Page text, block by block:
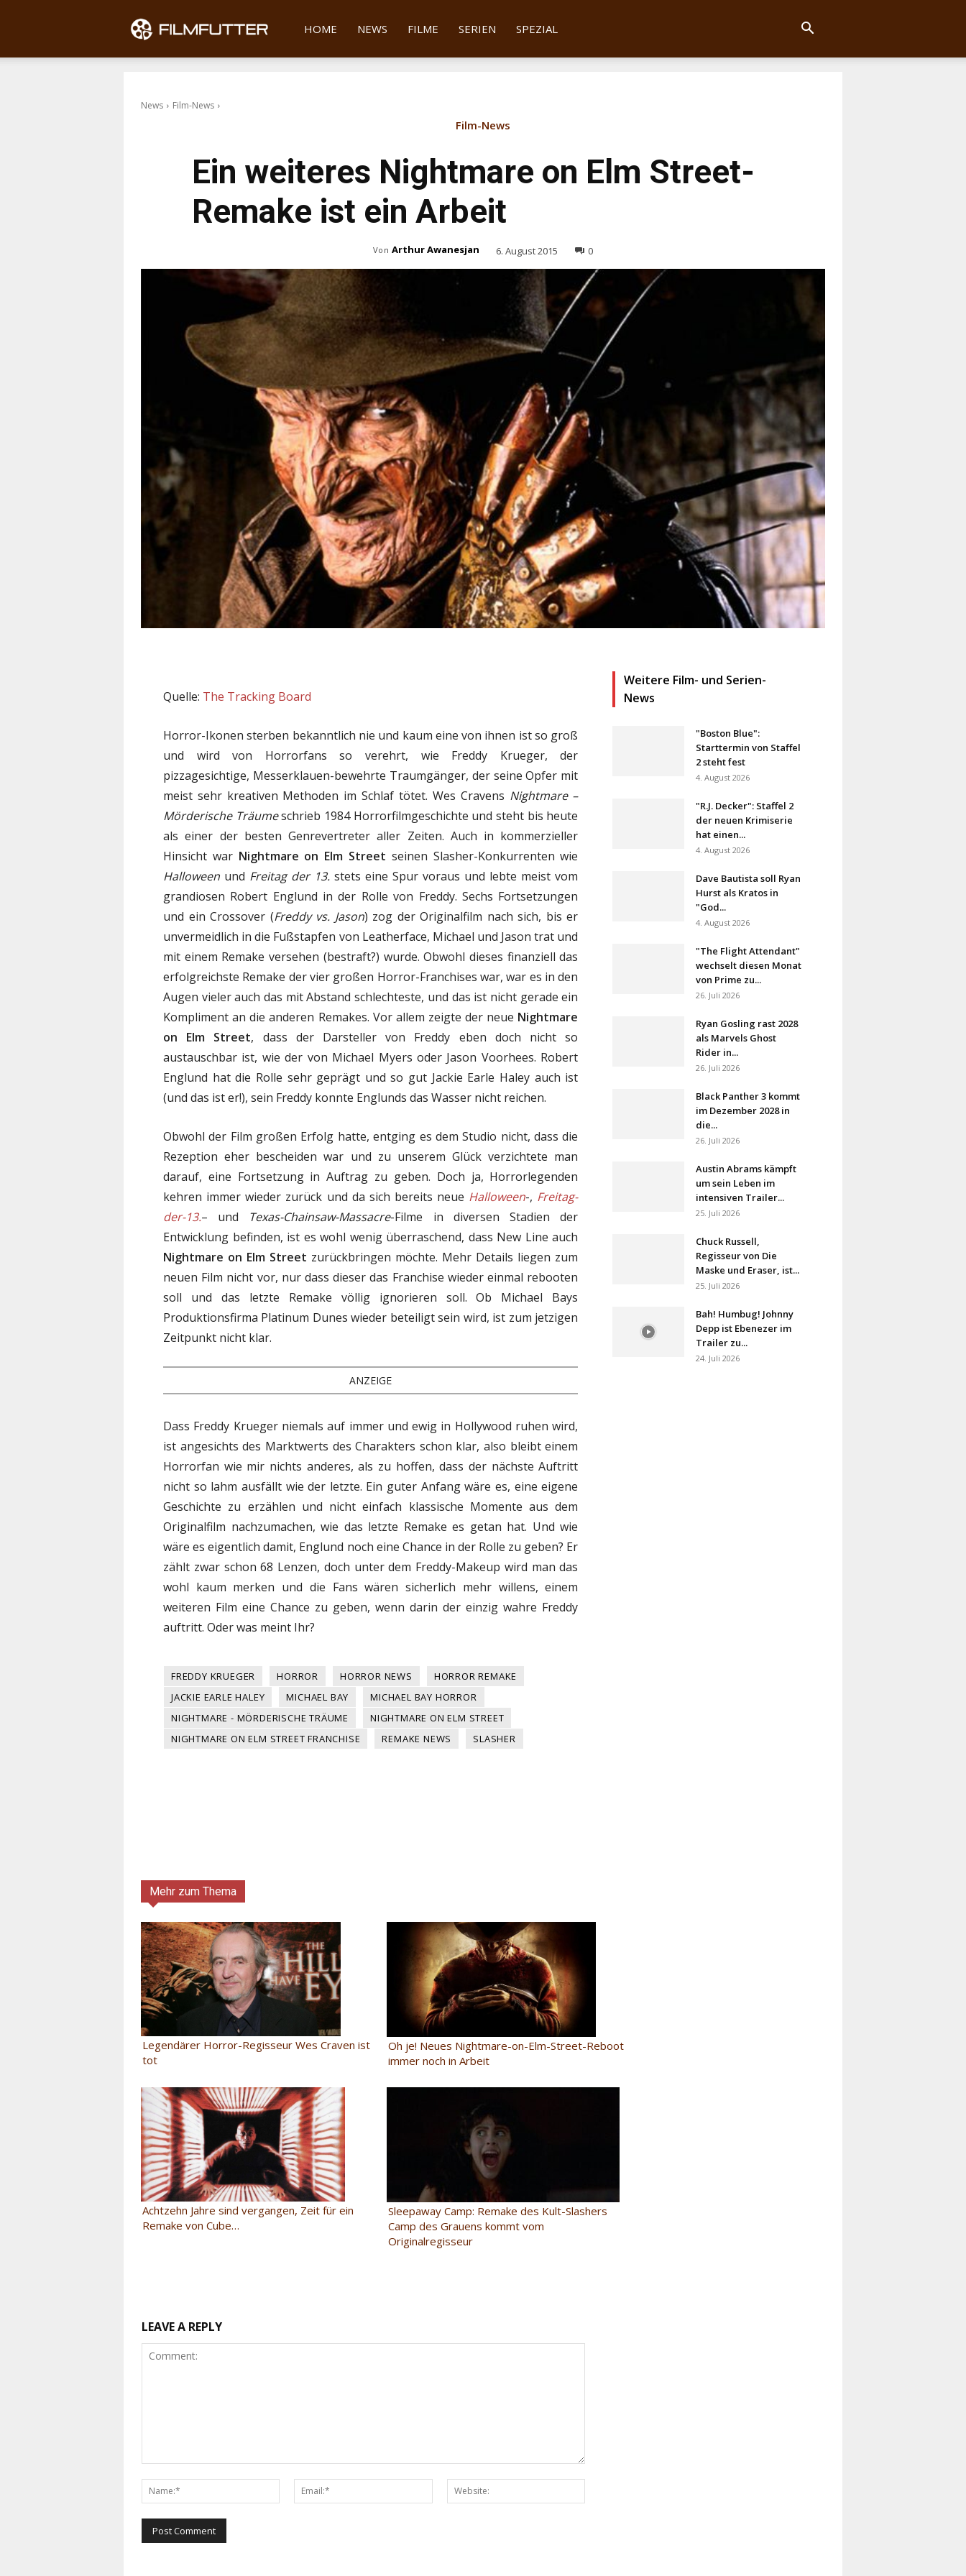
Filmfutter
HOME NEWS FILME SERIEN SPEZIAL
News Film-News
Film-News
Ein weiteres Nightmare on Elm Street-
Remake ist ein Arbeit
Von Arthur Awanesjan 6. August 2015 0
Quelle: The Tracking Board
Horror-Ikonen sterben bekanntlich nie und kaum eine von ihnen ist so groß
und wird von Horrorfans so verehrt, wie Freddy Krueger, der
pizzagesichtige, Messerklauen-bewehrte Traumgänger, der seine Opfer mit
meist sehr kreativen Methoden im Schlaf tötet. Wes Cravens Nightmare –
Mörderische Träumeschrieb 1984 Horrorfilmgeschichte und steht bis heute
als einer der besten Genrevertreter aller Zeiten. Auch in kommerzieller
Hinsicht war Nightmare on Elm Street seinen Slasher-Konkurrenten wie
Halloween und Freitag der 13. stets eine Spur voraus und lebte meist vom
grandiosen Robert Englund in der Rolle von Freddy. Sechs Fortsetzungen
und ein Crossover (Freddy vs. Jason) zog der Originalfilm nach sich, bis er
unvermeidlich in die Fußstapfen von Leatherface, Michael und Jason trat und
mit einem Remake versehen (bestraft?) wurde. Obwohl dieses finanziell das
erfolgreichste Remake der vier großen Horror-Franchises war, war es in den
Augen vieler auch das mit Abstand schlechteste, und das ist nicht gerade ein
Kompliment an die anderen Remakes. Vor allem zeigte der neue Nightmare
on Elm Street, dass der Darsteller von Freddy eben doch nicht so
austauschbar ist, wie der von Michael Myers oder Jason Voorhees. Robert
Englund hat die Rolle sehr geprägt und so gut Jackie Earle Haley auch ist
(und das ist er!), sein Freddy konnte Englunds das Wasser nicht reichen.
Obwohl der Film großen Erfolg hatte, entging es dem Studio nicht, dass die
Rezeption eher bescheiden war und zu unserem Glück verzichtete man
darauf, eine Fortsetzung in Auftrag zu geben. Doch ja, Horrorlegenden
kehren immer wieder zurück und da sich bereits neue Halloween-, Freitag-
der-13.– und Texas-Chainsaw-Massacre-Filme in diversen Stadien der
Entwicklung befinden, ist es wohl wenig überraschend, dass New Line auch
Nightmare on Elm Street zurückbringen möchte. Mehr Details liegen zum
neuen Film nicht vor, nur dass dieser das Franchise wieder einmal rebooten
soll und das letzte Remake völlig ignorieren soll. Ob Michael Bays
Produktionsfirma Platinum Dunes wieder beteiligt sein wird, ist zum jetzigen
Zeitpunkt nicht klar.
ANZEIGE
Dass Freddy Krueger niemals auf immer und ewig in Hollywood ruhen wird,
ist angesichts des Marktwerts des Charakters schon klar, also bleibt einem
Horrorfan wie mir nichts anderes, als zu hoffen, dass der nächste Auftritt
nicht so lahm ausfällt wie der letzte. Ein guter Anfang wäre es, eine eigene
Geschichte zu erzählen und nicht einfach klassische Momente aus dem
Originalfilm nachzumachen, wie das letzte Remake es getan hat. Und wie
wäre es eigentlich damit, Englund noch eine Chance in der Rolle zu geben? Er
zählt zwar schon 68 Lenzen, doch unter dem Freddy-Makeup wird man das
wohl kaum merken und die Fans wären sicherlich mehr willens, einem
weiteren Film eine Chance zu geben, wenn darin der einzig wahre Freddy
auftritt. Oder was meint Ihr?
FREDDY KRUEGER HORROR HORROR NEWS
HORROR REMAKE
JACKIE EARLE HALEY
MICHAEL BAY
MICHAEL BAY HORROR
NIGHTMARE - MÖRDERISCHE TRÄUME
NIGHTMARE ON ELM STREET
NIGHTMARE ON ELM STREET FRANCHISE
REMAKE NEWS SLASHER
Weitere Film- und Serien-
News
"Boston Blue":
Starttermin von Staffel
2 steht fest
4. August 2026
"R.J. Decker": Staffel 2
der neuen Krimiserie
hat einen...
4. August 2026
Dave Bautista soll Ryan
Hurst als Kratos in
"God...
4. August 2026
"The Flight Attendant"
wechselt diesen Monat
von Prime zu...
26. Juli 2026
Ryan Gosling rast 2028
als Marvels Ghost
Rider in...
26. Juli 2026
Black Panther 3 kommt
im Dezember 2028 in
die...
26. Juli 2026
Austin Abrams kämpft
um sein Leben im
intensiven Trailer...
25. Juli 2026
Chuck Russell,
Regisseur von Die
Maske und Eraser, ist...
25. Juli 2026
Bah! Humbug! Johnny
Depp ist Ebenezer im
Trailer zu...
24. Juli 2026
Mehr zum Thema
Legendärer Horror-Regisseur Wes Craven ist
tot
Oh je! Neues Nightmare-on-Elm-Street-Reboot
immer noch in Arbeit
Achtzehn Jahre sind vergangen, Zeit für ein
Remake von Cube…
Sleepaway Camp: Remake des Kult-Slashers
Camp des Grauens kommt vom
Originalregisseur
LEAVE A REPLY
Name:*
Email:*